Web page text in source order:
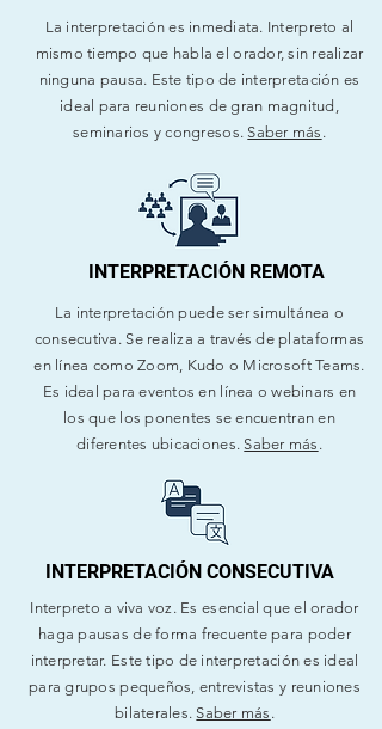
La interpretación es inmediata. Interpreto al
mismo tiempo que habla el orador, sin realizar
ninguna pausa. Este tipo de interpretación es
ideal para reuniones de gran magnitud,
seminarios y congresos. Saber más .
INTERPRETACIÓN REMOTA
La interpretación puede ser simultánea o
consecutiva. Se realiza a través de plataformas
en línea como Zoom, Kudo o Microsoft Teams.
Es ideal para eventos en línea o webinars en
los que los ponentes se encuentran en
diferentes ubicaciones. Saber más .
INTERPRETACIÓN CONSECUTIVA
Interpreto a viva voz. Es esencial que el orador
haga pausas de forma frecuente para poder
interpretar. Este tipo de interpretación es ideal
para grupos pequeños, entrevistas y reuniones
bilaterales. Saber más .